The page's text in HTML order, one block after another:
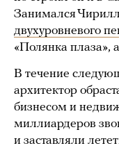
Занимался
двухуровневого
«Полянка плаза»,
В течение
архитектор
бизнесом и
миллиардеров
и заставляли